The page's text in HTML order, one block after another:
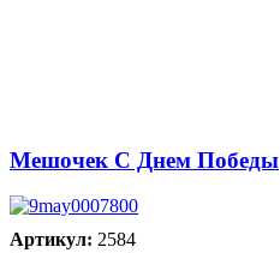
Мешочек С Днем Победы
Артикул: 2584